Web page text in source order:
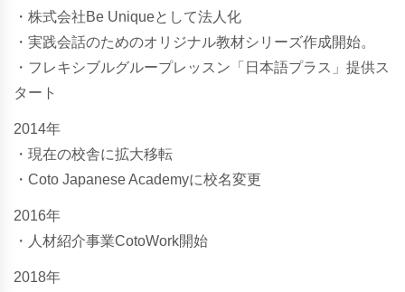
・株式会社Be Uniqueとして法人化
・実践会話のためのオリジナル教材シリーズ作成開始。
・フレキシブルグループレッスン「日本語プラス」提供ス
タート
2014年
・現在の校舎に拡大移転
・Coto Japanese Academyに校名変更
2016年
・人材紹介事業CotoWork開始
2018年